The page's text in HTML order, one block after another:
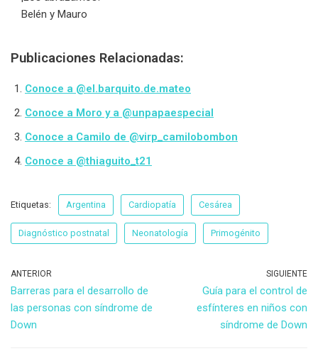
Belén y Mauro
Publicaciones Relacionadas:
Conoce a @el.barquito.de.mateo
Conoce a Moro y a @unpapaespecial
Conoce a Camilo de @virp_camilobombon
Conoce a @thiaguito_t21
Etiquetas: Argentina Cardiopatía Cesárea
Diagnóstico postnatal Neonatología Primogénito
ANTERIOR
Barreras para el desarrollo de
las personas con síndrome de
Down
SIGUIENTE
Guía para el control de
esfínteres en niños con
síndrome de Down